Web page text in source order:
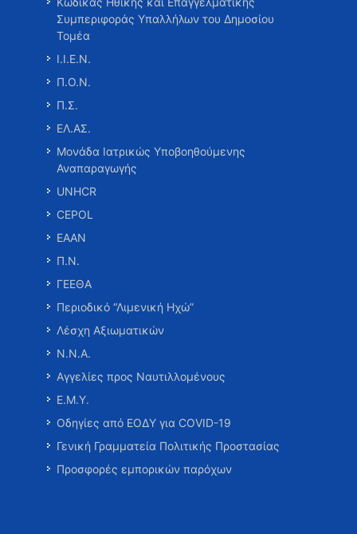
Συμπεριφοράς Υπαλλήλων του Δημοσίου
Τομέα
Ι.Ι.Ε.Ν.
Π.Ο.Ν.
Π.Σ.
ΕΛ.ΑΣ.
Μονάδα Ιατρικώς Υποβοηθούμενης
Αναπαραγωγής
UNHCR
CEPOL
ΕΑΑΝ
Π.Ν.
ΓΕΕΘΑ
Περιοδικό “Λιμενική Ηχώ”
Λέσχη Αξιωματικών
Ν.Ν.Α.
Αγγελίες προς Ναυτιλλομένους
Ε.Μ.Υ.
Οδηγίες από ΕΟΔΥ για COVID-19
Γενική Γραμματεία Πολιτικής Προστασίας
Προσφορές εμπορικών παρόχων